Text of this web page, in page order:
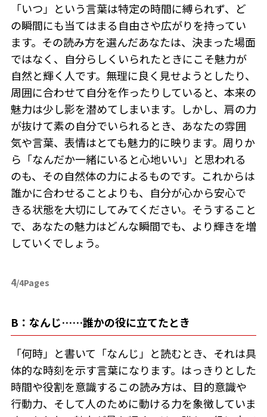
「いつ」という言葉は特定の時間に縛られず、ど
の瞬間にも当てはまる自由さや広がりを持ってい
ます。その読み方を選んだあなたは、決まった場面
ではなく、自分らしくいられたときにこそ魅力が
自然と輝く人です。無理に良く見せようとしたり、
周囲に合わせて自分を作ったりしていると、本来の
魅力は少し影を潜めてしまいます。しかし、肩の力
が抜けて素の自分でいられるとき、あなたの雰囲
気や言葉、表情はとても魅力的に映ります。周りか
ら「なんだか一緒にいると心地いい」と思われる
のも、その自然体の力によるものです。これからは
誰かに合わせることよりも、自分が心から安心で
きる状態を大切にしてみてください。そうすること
で、あなたの魅力はどんな瞬間でも、より輝きを増
していくでしょう。
4/4Pages
B：なんじ……誰かの役に立てたとき
「何時」と書いて「なんじ」と読むとき、それは具
体的な時刻を示す言葉になります。はっきりとした
時間や役割を意識するこの読み方は、目的意識や
行動力、そして人のために動ける力を象徴していま